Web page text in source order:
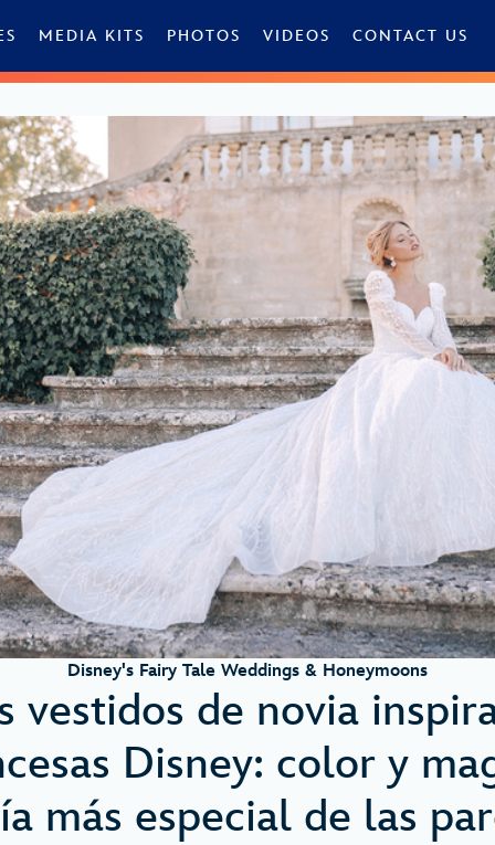
MEDIA KITS PHOTOS VIDEOS CONTACT US
Disney's Fairy Tale Weddings & Honeymoons
vestidos de novia
Disney: color y
más especial de las